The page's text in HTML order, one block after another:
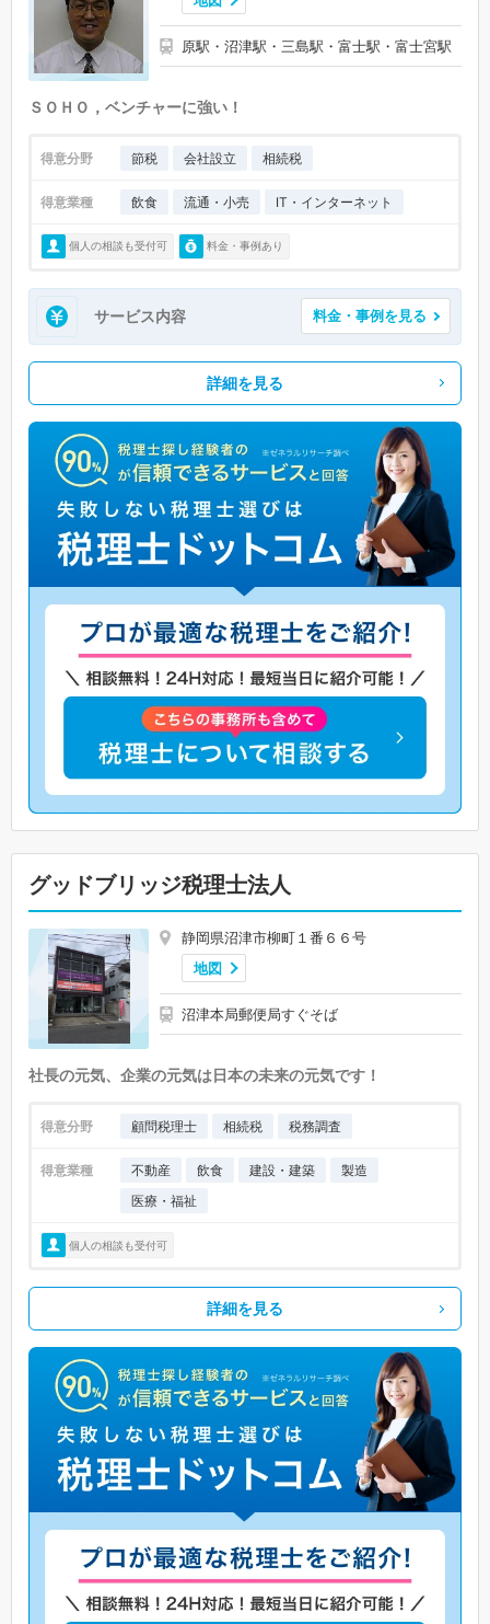
原駅・沼津駅・三島駅・富士駅・富士宮駅
ＳＯＨＯ，ベンチャーに強い！
得意分野 節税 会社設立 相続税
得意業種 飲食 流通・小売 IT・インターネット
個人の相談も受付可 料金・事例あり
サービス内容 料金・事例を見る
詳細を見る
グッドブリッジ税理士法人
静岡県沼津市柳町１番６６号
地図
沼津本局郵便局すぐそば
社長の元気、企業の元気は日本の未来の元気です！
得意分野 顧問税理士 相続税 税務調査
得意業種 不動産 飲食 建設・建築
製造
医療・福祉
個人の相談も受付可
詳細を見る